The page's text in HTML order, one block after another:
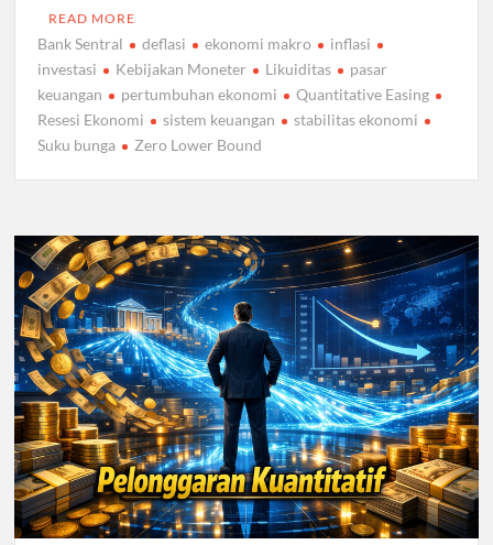
READ MORE
Bank Sentral deflasi ekonomi makro
inflasi
investasi
Kebijakan Moneter Likuiditas
pasar
keuangan
pertumbuhan ekonomi
Quantitative Easing
Resesi Ekonomi
sistem keuangan
stabilitas ekonomi
Suku bunga
Zero Lower Bound